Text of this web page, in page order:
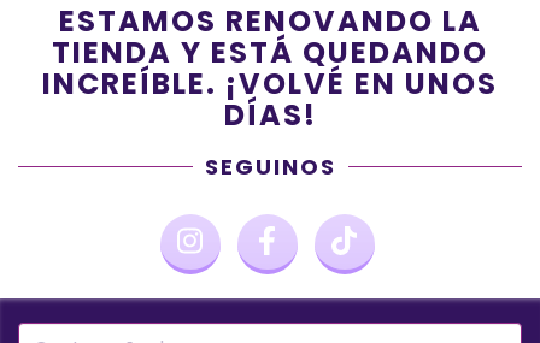
ESTAMOS RENOVANDO LA
TIENDA Y ESTÁ QUEDANDO
INCREÍBLE. ¡VOLVÉ EN UNOS
DÍAS!
SEGUINOS